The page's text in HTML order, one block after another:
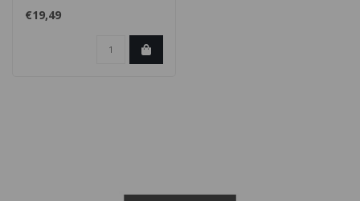
origineel SHN. Lengte 6cm...
€19,49